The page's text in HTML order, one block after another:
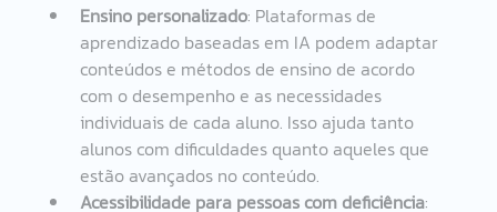
Ensino personalizado: Plataformas de
aprendizado baseadas em IA podem adaptar
conteúdos e métodos de ensino de acordo
com o desempenho e as necessidades
individuais de cada aluno. Isso ajuda tanto
alunos com dificuldades quanto aqueles que
estão avançados no conteúdo.
Acessibilidade para pessoas com deficiência: